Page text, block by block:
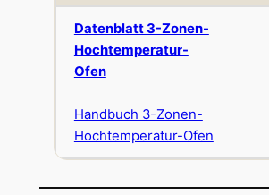
Datenblatt 3-Zonen-
Hochtemperatur-
Ofen
Handbuch 3-Zonen-
Hochtemperatur-Ofen